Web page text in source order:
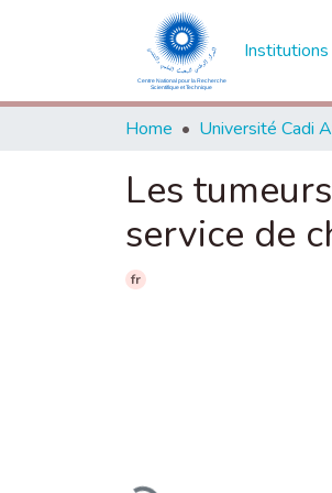
Institutions
Home
Les
service de
fr